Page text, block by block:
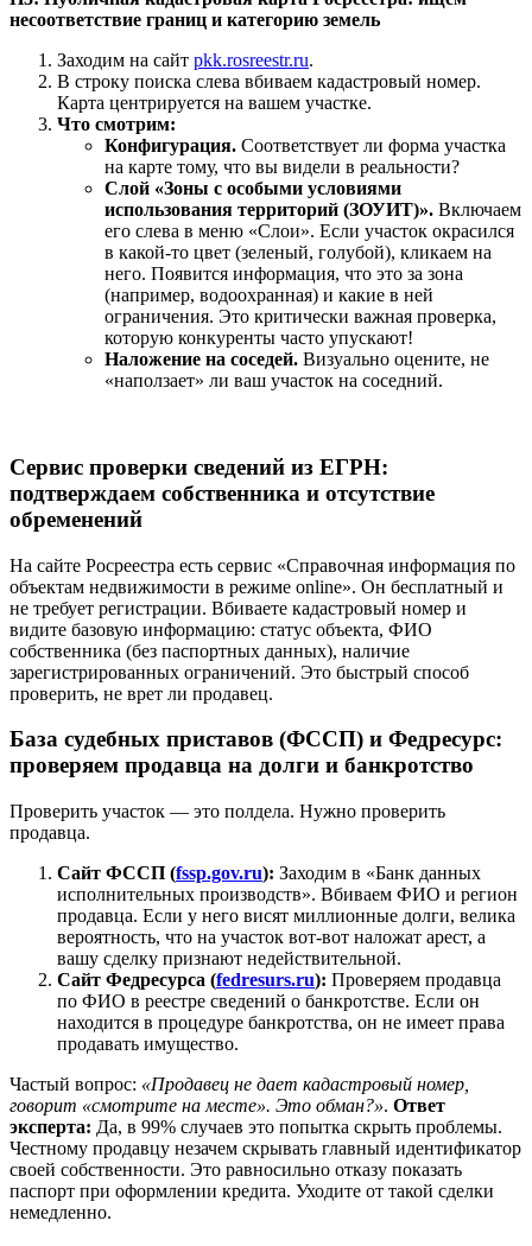
несоответствие границ и категорию земель
Заходим на сайт pkk.rosreestr.ru.
В строку поиска слева вбиваем кадастровый номер.
Карта центрируется на вашем участке.
Что смотрим:
Конфигурация. Соответствует ли форма участка
на карте тому, что вы видели в реальности?
Слой «Зоны с особыми условиями
использования территорий (ЗОУИТ)». Включаем
его слева в меню «Слои». Если участок окрасился
в какой-то цвет (зеленый, голубой), кликаем на
него. Появится информация, что это за зона
(например, водоохранная) и какие в ней
ограничения. Это критически важная проверка,
которую конкуренты часто упускают!
Наложение на соседей. Визуально оцените, не
«наползает» ли ваш участок на соседний.
Сервис проверки сведений из ЕГРН:
подтверждаем собственника и отсутствие
обременений
На сайте Росреестра есть сервис «Справочная информация по
объектам недвижимости в режиме online». Он бесплатный и
не требует регистрации. Вбиваете кадастровый номер и
видите базовую информацию: статус объекта, ФИО
собственника (без паспортных данных), наличие
зарегистрированных ограничений. Это быстрый способ
проверить, не врет ли продавец.
База судебных приставов (ФССП) и Федресурс:
проверяем продавца на долги и банкротство
Проверить участок — это полдела. Нужно проверить
продавца.
Сайт ФССП (fssp.gov.ru): Заходим в «Банк данных
исполнительных производств». Вбиваем ФИО и регион
продавца. Если у него висят миллионные долги, велика
вероятность, что на участок вот-вот наложат арест, а
вашу сделку признают недействительной.
Сайт Федресурса (fedresurs.ru): Проверяем продавца
по ФИО в реестре сведений о банкротстве. Если он
находится в процедуре банкротства, он не имеет права
продавать имущество.
Частый вопрос: «Продавец не дает кадастровый номер,
говорит «смотрите на месте». Это обман?». Ответ
эксперта: Да, в 99% случаев это попытка скрыть проблемы.
Честному продавцу незачем скрывать главный идентификатор
своей собственности. Это равносильно отказу показать
паспорт при оформлении кредита. Уходите от такой сделки
немедленно.